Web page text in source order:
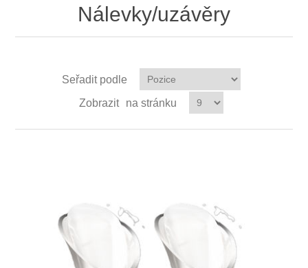
Nálevky/uzávěry
Seřadit podle
Zobrazit
na stránku